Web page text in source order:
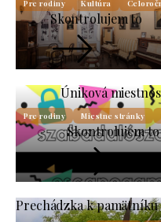
Pre rodiny Kultúra
Skontrolujem to
Úniková
Pre rodiny Miestne stránky
Skontrolujem to
Prechádzka k